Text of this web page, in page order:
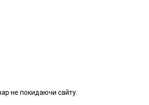
не покидаючи сайту.